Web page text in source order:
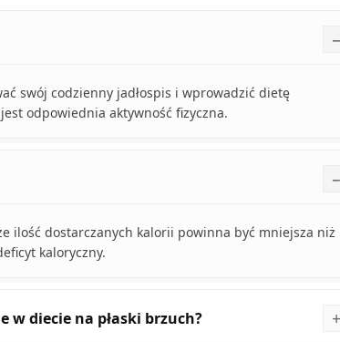
swój codzienny jadłospis i wprowadzić dietę
odpowiednia aktywność fizyczna.
ilość dostarczanych kalorii powinna być mniejsza niż
kaloryczny.
w diecie na płaski brzuch?